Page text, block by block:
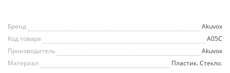
Бренд
Akuvox
Код товара
A05C
Производитель
Akuvox
Материал
Пластик. Стекло.